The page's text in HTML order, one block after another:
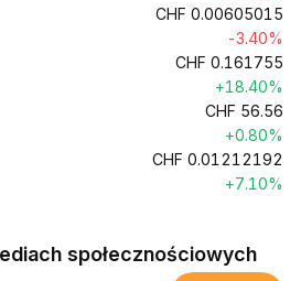
CHF 0.00605015
-3.40%
CHF 0.161755
+18.40%
CHF 56.56
+0.80%
CHF 0.01212192
+7.10%
społecznościowych